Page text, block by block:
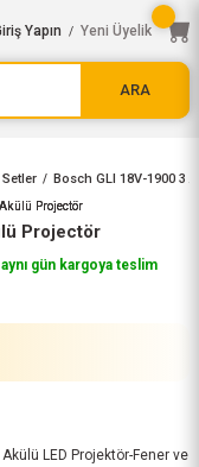
ARA
Yapın / Yeni Üyelik
Bosch GLI 18V-1900 3
Projectör
gün kargoya teslim
Akülü LED Projektör-Fener ve